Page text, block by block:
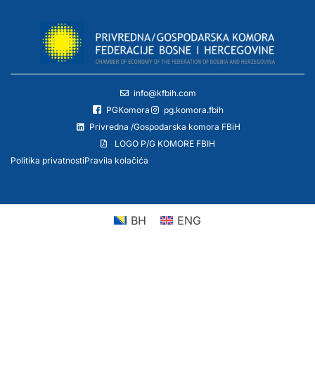
info@kfbih.com
PGKomora
pg.komora.fbih
Privredna /Gospodarska komora FBiH
LOGO P/G KOMORE FBIH
Politika privatnostiPravila kolačića
BH ENG